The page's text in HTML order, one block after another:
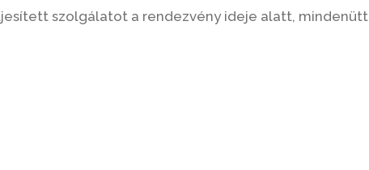
szolgálatot a rendezvény ideje alatt, mindenütt